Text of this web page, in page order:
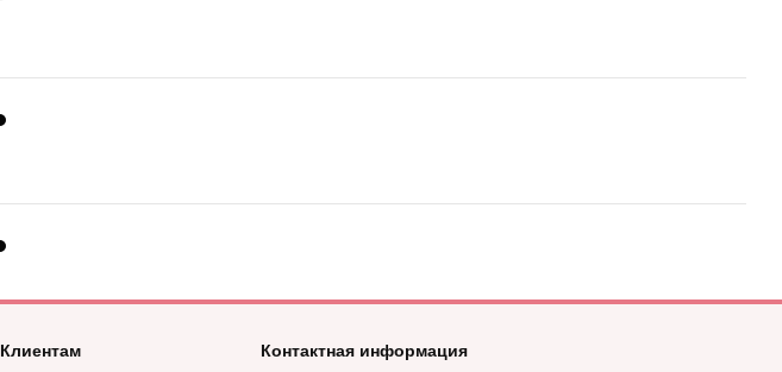
Клиентам Контактная информация